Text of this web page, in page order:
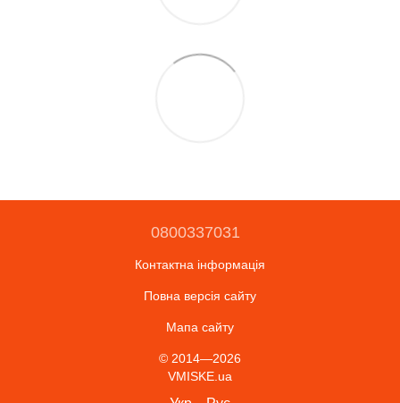
0800337031
Контактна інформація
Повна версія сайту
Мапа сайту
© 2014—2026
VMISKE.ua